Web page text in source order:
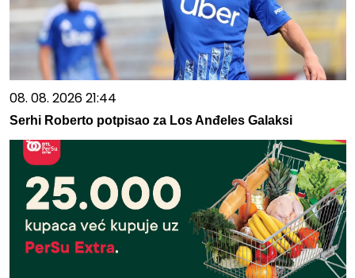
08. 08. 2026 21:44
Serhi Roberto potpisao za Los Anđeles Galaksi